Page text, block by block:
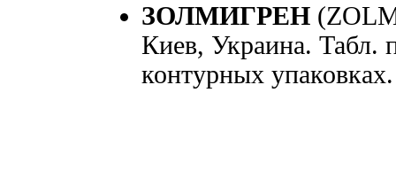
ЗОЛМИГРЕН
Киев, Украина. Табл.
контурных упаковках.